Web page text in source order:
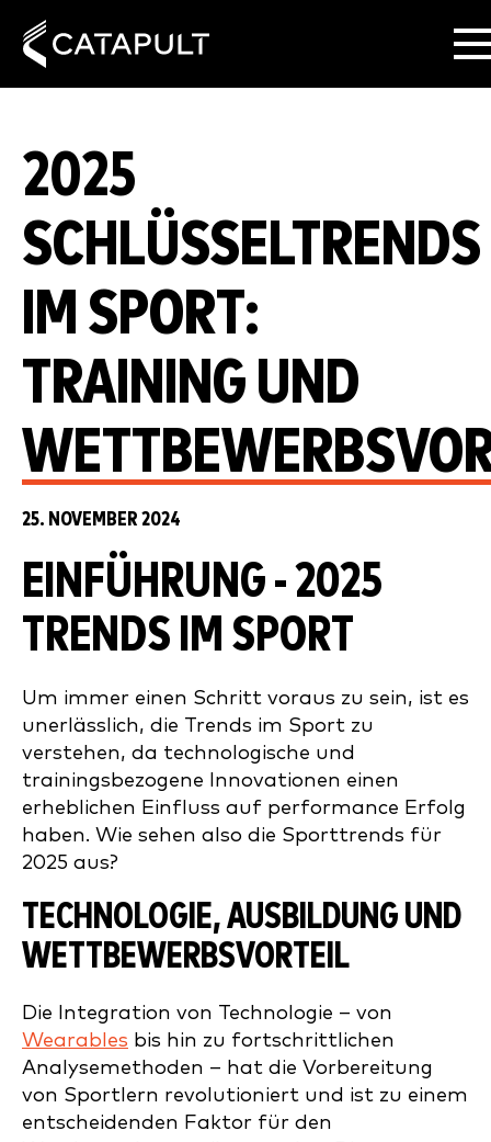
2025
SCHLÜSSELTRENDS
IM SPORT:
TRAINING UND
25. NOVEMBER 2024
EINFÜHRUNG - 2025
TRENDS IM SPORT
Um immer einen Schritt voraus zu sein, ist es
unerlässlich, die Trends im Sport zu
verstehen, da technologische und
trainingsbezogene Innovationen einen
erheblichen Einfluss auf performance Erfolg
haben. Wie sehen also die Sporttrends für
2025 aus?
TECHNOLOGIE, AUSBILDUNG UND
WETTBEWERBSVORTEIL
Die Integration von Technologie – von
Wearables bis hin zu fortschrittlichen
Analysemethoden – hat die Vorbereitung
von Sportlern revolutioniert und ist zu einem
entscheidenden Faktor für den